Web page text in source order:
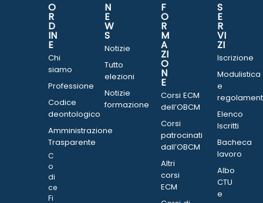
O
R
D
IN
E
Chi
siamo
Professione
Codice
deontologico
Amministrazione
Trasparente
C
o
di
ce
Fi
N
E
W
S
Notizie
Tutto
elezioni
Notizie
formazione
F
O
R
M
A
ZI
O
N
E
Corsi ECM
dell’OBCM
Corsi
patrocinati
dall’OBCM
Altri
corsi
ECM
S
E
R
VI
ZI
Iscrizione
Modulistica
e
Elenco
Iscritti
Bacheca
lavoro
Albo
CTU
e